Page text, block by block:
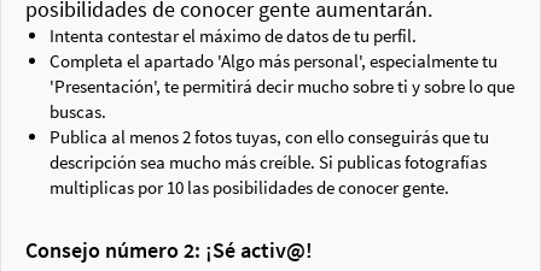
posibilidades de conocer gente aumentarán.
Intenta contestar el máximo de datos de tu perfil.
Completa el apartado 'Algo más personal', especialmente tu
'Presentación', te permitirá decir mucho sobre ti y sobre lo que
buscas.
Publica al menos 2 fotos tuyas, con ello conseguirás que tu
descripción sea mucho más creíble. Si publicas fotografías
multiplicas por 10 las posibilidades de conocer gente.
Consejo número 2: ¡Sé activ@!